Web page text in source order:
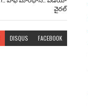
వైరల్
DISQUS FACEBOOK